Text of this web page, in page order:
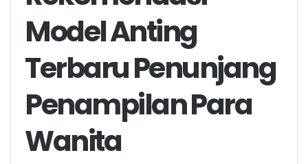
Model Anting
Terbaru Penunjang
Penampilan Para
Wanita